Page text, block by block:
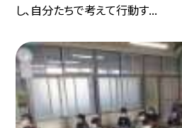
し、自分たちで考えて行動す...